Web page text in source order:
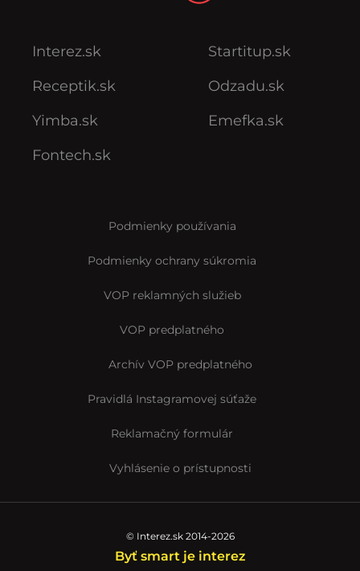
Interez.sk
Receptik.sk
Yimba.sk
Fontech.sk
Startitup.sk
Odzadu.sk
Emefka.sk
Podmienky používania
Podmienky ochrany súkromia
VOP reklamných služieb
VOP predplatného
Archív VOP predplatného
Pravidlá Instagramovej súťaže
Reklamačný formulár
Vyhlásenie o prístupnosti
© Interez.sk 2014-2026
Byť smart je interez